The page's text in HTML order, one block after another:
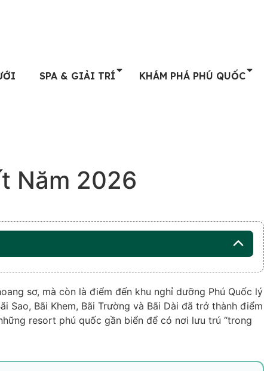
SPA & GIẢI TRÍ KHÁM PHÁ PHÚ QUỐC
Năm 2026
sơ, mà còn là điểm đến khu nghỉ dưỡng Phú Quốc lý
Sao, Bãi Khem, Bãi Trường và Bãi Dài đã trở thành điểm
resort phú quốc gần biển để có nơi lưu trú “trong